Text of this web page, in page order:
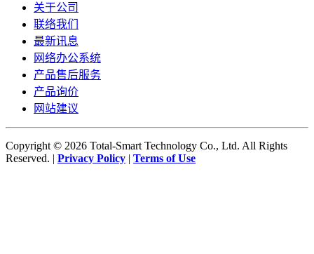
关于公司
联络我们
最新讯息
网络办公系统
产品售后服务
产品询价
网站建议
Copyright © 2026 Total-Smart Technology Co., Ltd. All Rights
Reserved. | Privacy Policy | Terms of Use